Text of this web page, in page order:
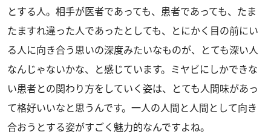
とする人。相手が医者であっても、患者であっても、たま
たますれ違った人であったとしても、とにかく目の前にい
る人に向き合う思いの深度みたいなものが、とても深い人
なんじゃないかな、と感じています。ミヤビにしかできな
い患者との関わり方をしていく姿は、とても人間味があっ
て格好いいなと思うんです。一人の人間と人間として向き
合おうとする姿がすごく魅力的なんですよね。